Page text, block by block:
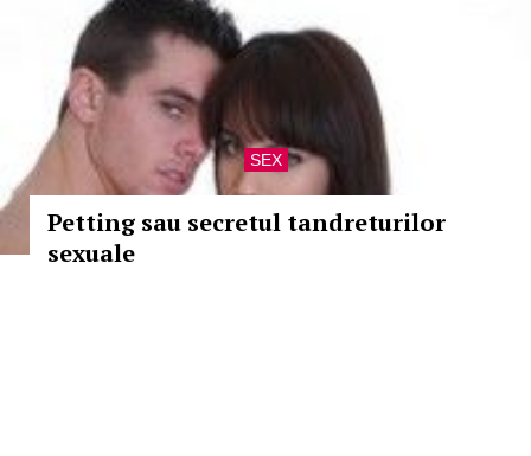
SEX
Petting sau secretul tandreturilor
sexuale